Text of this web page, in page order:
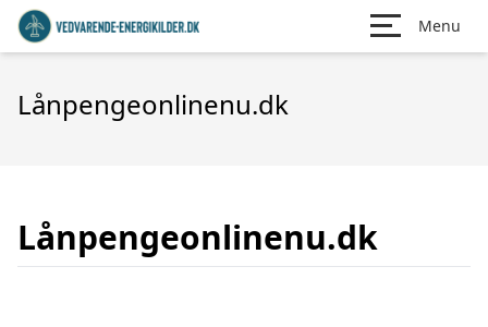
Menu
Lånpengeonlinenu.dk
Lånpengeonlinenu.dk